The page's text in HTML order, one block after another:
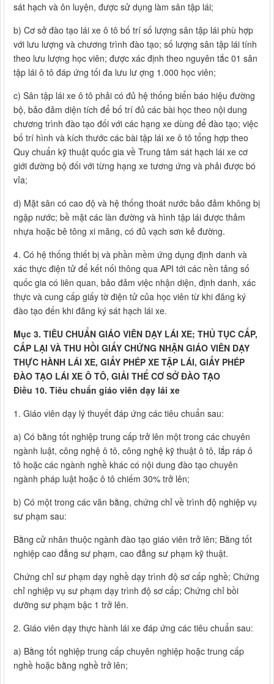
sát hạch và ôn luyện, được sử dụng làm sân tập lái;
b) Cơ sở đào tạo lái xe ô tô bố trí số lượng sân tập lái phù hợp
với lưu lượng và chương trình đào tạo; số lượng sân tập lái tính
theo lưu lượng học viên; được xác định theo nguyên tắc 01 sân
tập lái ô tô đáp ứng tối đa lưu lư ợng 1.000 học viên;
c) Sân tập lái xe ô tô phải có đủ hệ thống biển báo hiệu đường
bộ, bảo đảm diện tích để bố trí đủ các bài học theo nội dung
chương trình đào tạo đối với các hạng xe dùng để đào tạo; việc
bố trí hình và kích thước các bài tập lái xe ô tô tổng hợp theo
Quy chuẩn kỹ thuật quốc gia về Trung tâm sát hạch lái xe cơ
giới đường bộ đối với từng hạng xe tương ứng và phải được bó
vỉa;
d) Mặt sân có cao độ và hệ thống thoát nước bảo đảm không bị
ngập nước; bề mặt các làn đường và hình tập lái được thảm
nhựa hoặc bê tông xi măng, có đủ vạch sơn kẻ đường.
4. Có hệ thống thiết bị và phần mềm ứng dụng định danh và
xác thực điện tử để kết nối thông qua API tới các nền tảng số
quốc gia có liên quan, bảo đảm việc nhận diện, định danh, xác
thực và cung cấp giấy tờ điện tử của học viên từ khi đăng ký
đào tạo đến khi đăng ký sát hạch lái xe.
Mục 3. TIÊU CHUẨN GIÁO VIÊN DẠY LÁI XE; THỦ TỤC CẤP,
CẤP LẠI VÀ THU HỒI GIẤY CHỨNG NHẬN GIÁO VIÊN DẠY
THỰC HÀNH LÁI XE, GIẤY PHÉP XE TẬP LÁI, GIẤY PHÉP
ĐÀO TẠO LÁI XE Ô TÔ, GIẢI THỂ CƠ SỞ ĐÀO TẠO
Điều 10. Tiêu chuẩn giáo viên dạy lái xe
1. Giáo viên dạy lý thuyết đáp ứng các tiêu chuẩn sau:
a) Có bằng tốt nghiệp trung cấp trở lên một trong các chuyên
ngành luật, công nghệ ô tô, công nghệ kỹ thuật ô tô, lắp ráp ô
tô hoặc các ngành nghề khác có nội dung đào tạo chuyên
ngành pháp luật hoặc ô tô chiếm 30% trở lên;
b) Có một trong các văn bằng, chứng chỉ về trình độ nghiệp vụ
sư phạm sau:
Bằng cử nhân thuộc ngành đào tạo giáo viên trở lên; Bằng tốt
nghiệp cao đẳng sư phạm, cao đẳng sư phạm kỹ thuật.
Chứng chỉ sư phạm dạy nghề dạy trình độ sơ cấp nghề; Chứng
chỉ nghiệp vụ sư phạm dạy trình độ sơ cấp; Chứng chỉ bồi
dưỡng sư phạm bậc 1 trở lên.
2. Giáo viên dạy thực hành lái xe đáp ứng các tiêu chuẩn sau:
a) Bằng tốt nghiệp trung cấp chuyên nghiệp hoặc trung cấp
nghề hoặc bằng nghề trở lên;